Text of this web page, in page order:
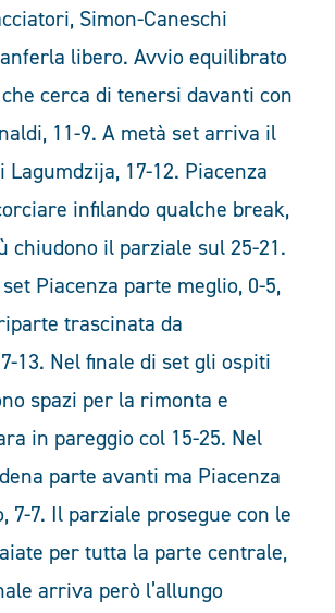
Simon-Caneschi
libero. Avvio equilibrato
cerca di tenersi davanti con
11-9. A metà set arriva il
Lagumdzija, 17-12. Piacenza
infilando qualche break,
chiudono il parziale sul 25-21.
Piacenza parte meglio, 0-5,
trascinata da
13. Nel finale di set gli ospiti
spazi per la rimonta e
in pareggio col 15-25. Nel
parte avanti ma Piacenza
7-7. Il parziale prosegue con le
per tutta la parte centrale,
arriva però l’allungo